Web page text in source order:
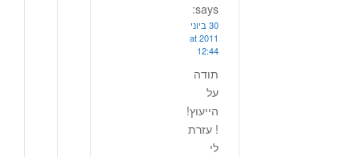
says:
30 ביוני
2011 at
12:44
תודה
על
הייעוץ!
! עזרת
לי